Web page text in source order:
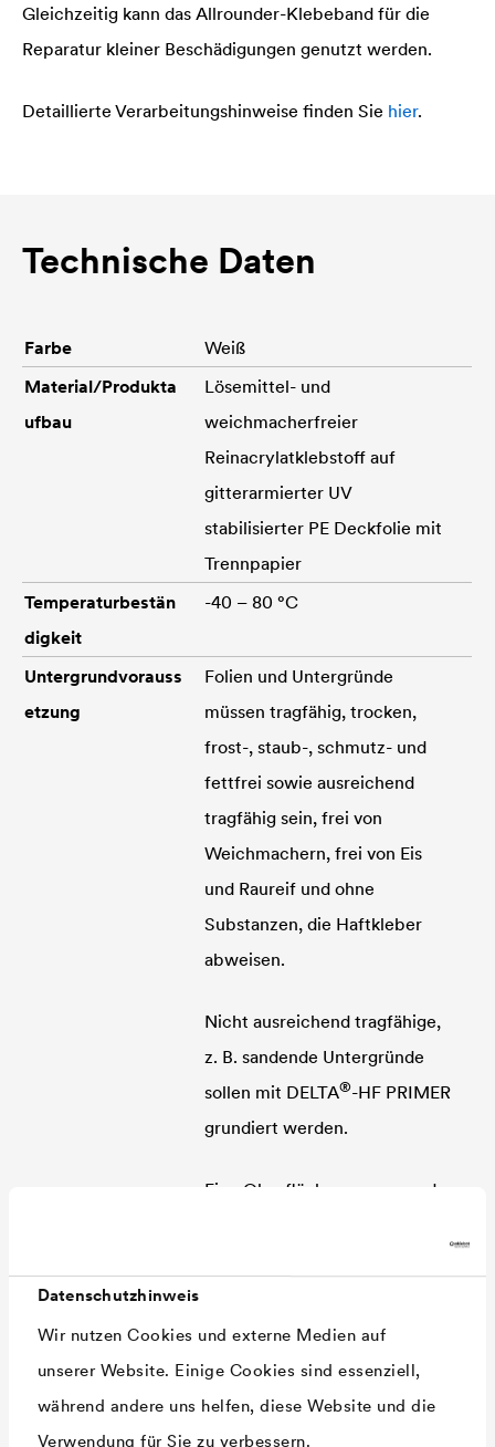
Datenschutzhinweis
Wir nutzen Cookies und externe Medien auf
unserer Website. Einige Cookies sind essenziell,
während andere uns helfen, diese Website und die
Verwendung für Sie zu verbessern.
Gleichzeitig kann das Allrounder-Klebeband für die
Reparatur kleiner Beschädigungen genutzt werden.
Detaillierte Verarbeitungshinweise finden Sie hier.
Technische Daten
Farbe
Weiß
Material/Produkta
ufbau
Lösemittel- und
weichmacherfreier
Reinacrylatklebstoff auf
gitterarmierter UV
stabilisierter PE Deckfolie mit
Trennpapier
Temperaturbestän
digkeit
-40 – 80 °C
Untergrundvorauss
etzung
Folien und Untergründe
müssen tragfähig, trocken,
frost-, staub-, schmutz- und
fettfrei sowie ausreichend
tragfähig sein, frei von
Weichmachern, frei von Eis
und Raureif und ohne
Substanzen, die Haftkleber
abweisen.
Nicht ausreichend tragfähige,
z. B. sandende Untergründe
sollen mit DELTA®-HF PRIMER
grundiert werden.
Eine Oberflächenspannung des
Verfügbare
Abmessungen
25 m x 0.1 m
25 m x 0.15 m
25 m x 0.06 m